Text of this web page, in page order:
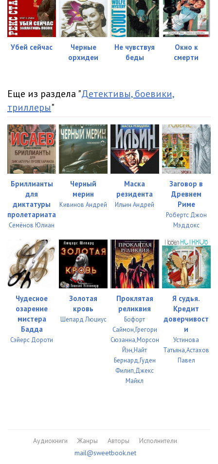
Убей сейчас
Черные
орхидеи
Не чувствуя
беды
Окно к
смерти
Еще из раздела "Детективы, боевики,
триллеры"
Бриллианты
для
диктатуры
пролетариата
Семёнов Юлиан
Черный
мерин
Кивинов Андрей
Маска
резидента
Ильин Андрей
Заговор в
Древнем
Риме
Робертс Джон
Мэддокс
Чудесное
озарение
мистера
Бадда
Сэйерс Дороти
Золотая
кровь
Шепард Люциус
Проклятая
реликвия
Бофорт
Саймон,Грегори
Сюзанна,Морсон
Йэн,Найт
Бернард,Гуден
Филип,Джекс
Майкл
Я судья.
Кредит
доверчивост
и
Устинова
Татьяна,Астахов
Павел
Аудиокниги Жанры Авторы
Исполнители
mail@sweetbook.net